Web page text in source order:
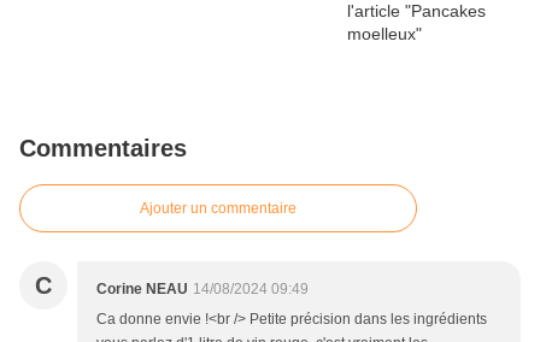
Commentaires
Ajouter un commentaire
C Corine NEAU 14/08/2024 09:49
Ca donne envie !<br /> Petite précision dans les ingrédients